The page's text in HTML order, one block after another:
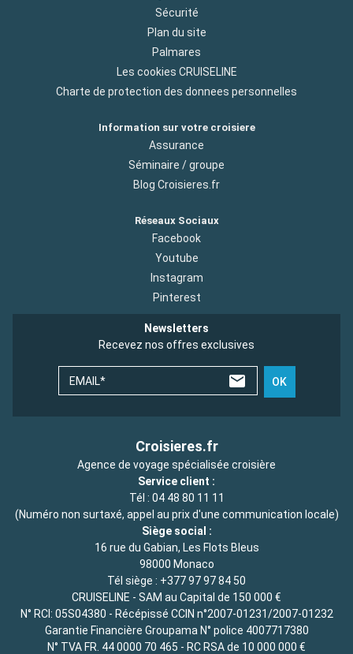
Sécurité
Plan du site
Palmares
Les cookies CRUISELINE
Charte de protection des donnees personnelles
Information sur votre croisiere
Assurance
Séminaire / groupe
Blog Croisieres.fr
Réseaux Sociaux
Facebook
Youtube
Instagram
Pinterest
Newsletters
Recevez nos offres exclusives
EMAIL* OK
Croisieres.fr
Agence de voyage spécialisée croisière
Service client :
Tél : 04 48 80 11 11
(Numéro non surtaxé, appel au prix d'une communication locale)
Siège social :
16 rue du Gabian, Les Flots Bleus
98000 Monaco
Tél siège : +377 97 97 84 50
CRUISELINE - SAM au Capital de 150 000 €
N° RCI: 05S04380 - Récépissé CCIN n°2007-01231/2007-01232
Garantie Financière Groupama N° police 4007717380
N° TVA FR. 44 0000 70 465 - RC RSA de 10 000 000 €